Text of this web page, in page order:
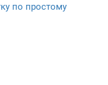
по простому